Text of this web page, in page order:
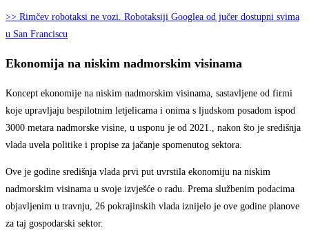
>> Rimčev robotaksi ne vozi. Robotaksiji Googlea od jučer dostupni svima
u San Franciscu
Ekonomija na niskim nadmorskim visinama
Koncept ekonomije na niskim nadmorskim visinama, sastavljene od firmi
koje upravljaju bespilotnim letjelicama i onima s ljudskom posadom ispod
3000 metara nadmorske visine, u usponu je od 2021., nakon što je središnja
vlada uvela politike i propise za jačanje spomenutog sektora.
Ove je godine središnja vlada prvi put uvrstila ekonomiju na niskim
nadmorskim visinama u svoje izvješće o radu. Prema službenim podacima
objavljenim u travnju, 26 pokrajinskih vlada iznijelo je ove godine planove
za taj gospodarski sektor.